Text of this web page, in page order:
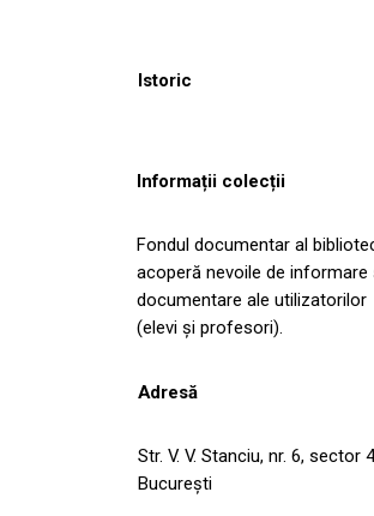
Istoric
Informații colecții
Fondul documentar al
acoperă nevoile de informare
documentare ale utilizatorilor
(elevi și profesori).
Adresă
Str. V. V. Stanciu, nr. 6, sector
București